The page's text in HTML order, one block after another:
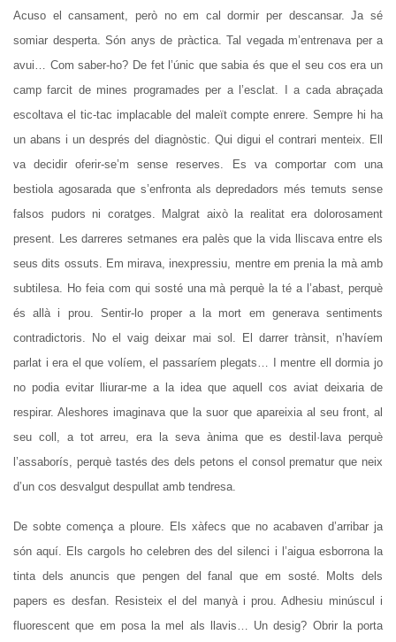
Acuso el cansament, però no em cal dormir per descansar. Ja sé
somiar desperta. Són anys de pràctica. Tal vegada m’entrenava per a
avui… Com saber-ho? De fet l’únic que sabia és que el seu cos era un
camp farcit de mines programades per a l’esclat. I a cada abraçada
escoltava el tic-tac implacable del maleït compte enrere. Sempre hi ha
un abans i un després del diagnòstic. Qui digui el contrari menteix. Ell
va decidir oferir-se’m sense reserves. Es va comportar com una
bestiola agosarada que s’enfronta als depredadors més temuts sense
falsos pudors ni coratges. Malgrat això la realitat era dolorosament
present. Les darreres setmanes era palès que la vida lliscava entre els
seus dits ossuts. Em mirava, inexpressiu, mentre em prenia la mà amb
subtilesa. Ho feia com qui sosté una mà perquè la té a l’abast, perquè
és allà i prou. Sentir-lo proper a la mort em generava sentiments
contradictoris. No el vaig deixar mai sol. El darrer trànsit, n’havíem
parlat i era el que volíem, el passaríem plegats… I mentre ell dormia jo
no podia evitar lliurar-me a la idea que aquell cos aviat deixaria de
respirar. Aleshores imaginava que la suor que apareixia al seu front, al
seu coll, a tot arreu, era la seva ànima que es destil·lava perquè
l’assaborís, perquè tastés des dels petons el consol prematur que neix
d’un cos desvalgut despullat amb tendresa.
De sobte comença a ploure. Els xàfecs que no acabaven d’arribar ja
són aquí. Els cargols ho celebren des del silenci i l’aigua esborrona la
tinta dels anuncis que pengen del fanal que em sosté. Molts dels
papers es desfan. Resisteix el del manyà i prou. Adhesiu minúscul i
fluorescent que em posa la mel als llavis… Un desig? Obrir la porta